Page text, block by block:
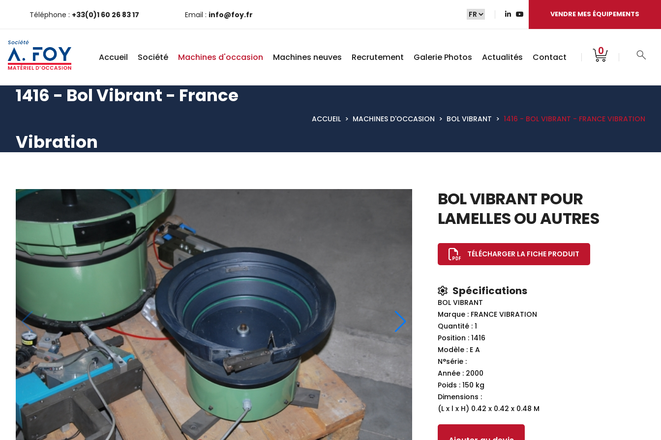
1416 - Bol Vibrant - France
Vibration
ACCUEIL > MACHINES D'OCCASION > BOL VIBRANT > 1416 - BOL VIBRANT - FRANCE VIBRATION
Téléphone : +33(0)1 60 26 83 17 Email : info@foy.fr VENDRE MES ÉQUIPEMENTS
Accueil Société Machines d'occasion Machines neuves Recrutement Galerie Photos Actualités Contact 0
BOL VIBRANT POUR
LAMELLES OU AUTRES
TÉLÉCHARGER LA FICHE PRODUIT
Spécifications
BOL VIBRANT
Marque : FRANCE VIBRATION
Quantité : 1
Position : 1416
Modèle : E A
N°série :
Année : 2000
Poids : 150 kg
Dimensions :
(L x l x H) 0.42 x 0.42 x 0.48 M